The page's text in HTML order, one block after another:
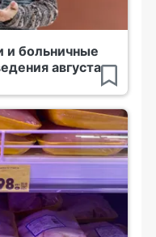
и больничные
августа